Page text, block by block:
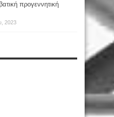
προγεννητική
2023